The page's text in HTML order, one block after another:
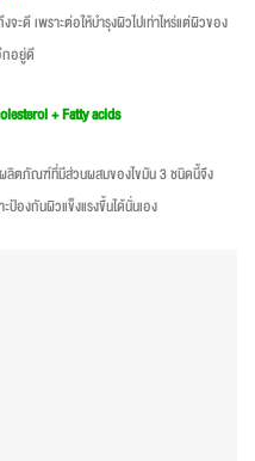
ะดี เพราะต่อให้บำรุงผิวไปเท่าไหร่แต่ผิวของ
กอยู่ดี
+ Fatty acids
ผลิตภัณฑ์ที่มีส่วนผสมของไขมัน 3 ชนิดนี้จึง
ะป้องกันผิวแข็งแรงขึ้นได้นั่นเอง